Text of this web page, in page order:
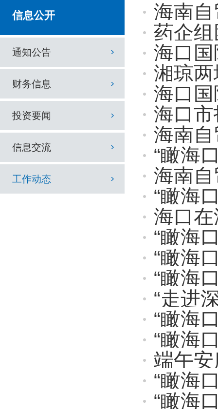
信息公开
通知公告
财务信息
投资要闻
信息交流
工作动态
海南自贸
药企
海口
湘琼
海口国际投资促进
海口
海南
“瞰海口
海南
“瞰海口
海口在
“瞰海口·
“瞰海口
“瞰海口
“走进
“瞰海
“瞰海口
端午
“瞰海
“瞰海